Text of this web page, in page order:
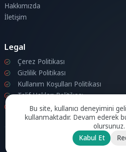
Hakkımızda
İletişim
Legal
Çerez Politikası
Gizlilik Politikası
Kullanım Koşulları Politikası
Telif Hakları Politikası
İletişim
Bu site, kullanıcı deneyimini
kullanmaktadır. Devam ederek
olursunuz.
Kabul Et